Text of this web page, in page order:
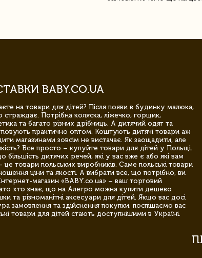
BABY.CO.UA
на товари для дітей? Після появи в будинку малюка,
Потрібна коляска, ліжечко, горщик,
та багато різних дрібниць. А дитячий одяг та
практично оптом. Коштують дитячі товари аж
магазинами зовсім не вистачає. Як заощадити, але
Все просто – купуйте товари для дітей у Польщі.
дитячих речей, які у вас вже є або які вам
товари польських виробників. Саме польські товари
ціни та якості. А вибрати все, що потрібно, ви
магазин «BABY.co.ua» – ваш торговий
хто знає, що на Алегро можна купити дешево
та різноманітні аксесуари для дітей. Якщо вас досі
замовлення та здійснення покупки, поспішаємо вас
товари для дітей стають доступнішими в Україні.